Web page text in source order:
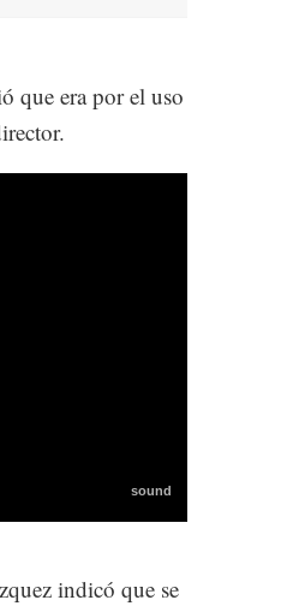
que era por el uso
indicó que se